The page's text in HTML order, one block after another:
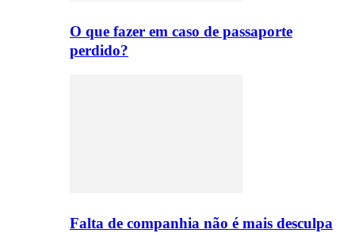
O que fazer em caso de passaporte
perdido?
Falta de companhia não é mais desculpa